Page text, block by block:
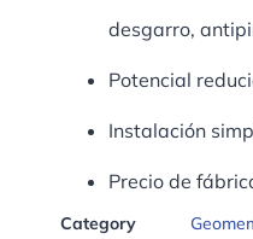
desgarro,
Potencial
Instalación
Precio de
Category